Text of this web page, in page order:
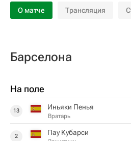
О матче Трансляция
Барселона
На поле
13 Иньяки Пенья
Вратарь
2 Пау Кубарси